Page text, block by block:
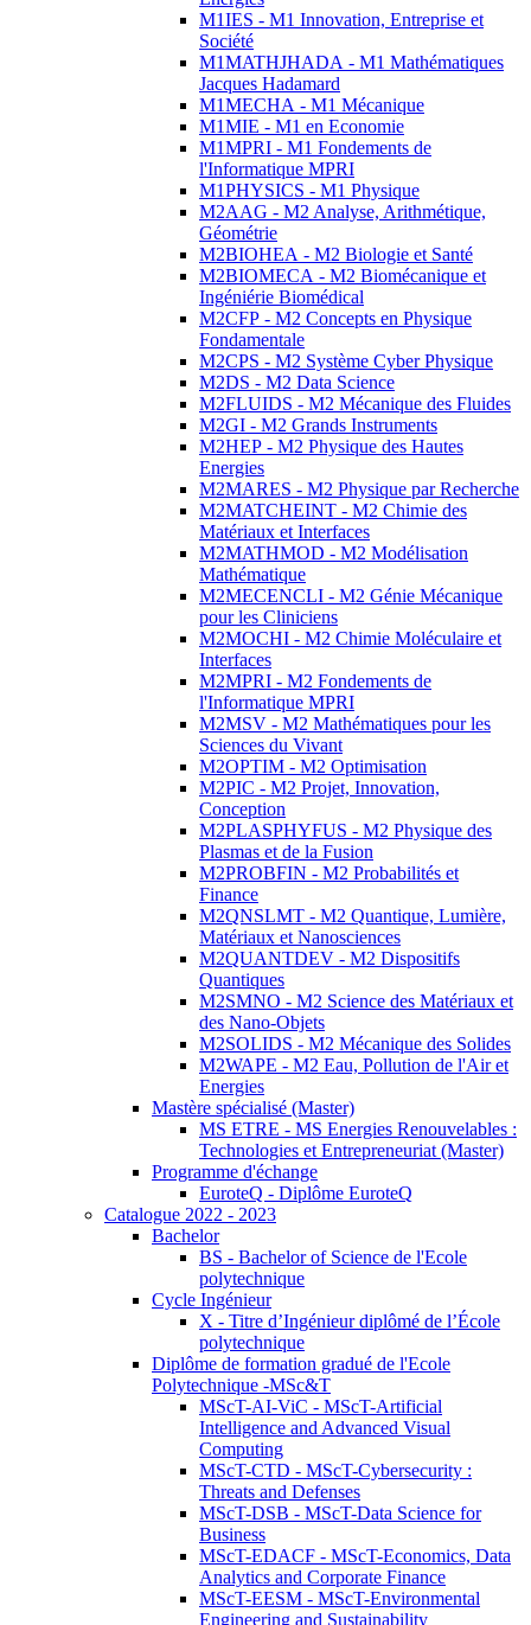
M1IES - M1 Innovation, Entreprise et
Société
M1MATHJHADA - M1 Mathématiques
Jacques Hadamard
M1MECHA - M1 Mécanique
M1MIE - M1 en Economie
M1MPRI - M1 Fondements de
l'Informatique MPRI
M1PHYSICS - M1 Physique
M2AAG - M2 Analyse, Arithmétique,
Géométrie
M2BIOHEA - M2 Biologie et Santé
M2BIOMECA - M2 Biomécanique et
Ingéniérie Biomédical
M2CFP - M2 Concepts en Physique
Fondamentale
M2CPS - M2 Système Cyber Physique
M2DS - M2 Data Science
M2FLUIDS - M2 Mécanique des Fluides
M2GI - M2 Grands Instruments
M2HEP - M2 Physique des Hautes
Energies
M2MARES - M2 Physique par Recherche
M2MATCHEINT - M2 Chimie des
Matériaux et Interfaces
M2MATHMOD - M2 Modélisation
Mathématique
M2MECENCLI - M2 Génie Mécanique
pour les Cliniciens
M2MOCHI - M2 Chimie Moléculaire et
Interfaces
M2MPRI - M2 Fondements de
l'Informatique MPRI
M2MSV - M2 Mathématiques pour les
Sciences du Vivant
M2OPTIM - M2 Optimisation
M2PIC - M2 Projet, Innovation,
Conception
M2PLASPHYFUS - M2 Physique des
Plasmas et de la Fusion
M2PROBFIN - M2 Probabilités et
Finance
M2QNSLMT - M2 Quantique, Lumière,
Matériaux et Nanosciences
M2QUANTDEV - M2 Dispositifs
Quantiques
M2SMNO - M2 Science des Matériaux et
des Nano-Objets
M2SOLIDS - M2 Mécanique des Solides
M2WAPE - M2 Eau, Pollution de l'Air et
Energies
Mastère spécialisé (Master)
MS ETRE - MS Energies Renouvelables :
Technologies et Entrepreneuriat (Master)
Programme d'échange
EuroteQ - Diplôme EuroteQ
Catalogue 2022 - 2023
Bachelor
BS - Bachelor of Science de l'Ecole
polytechnique
Cycle Ingénieur
X - Titre d’Ingénieur diplômé de l’École
polytechnique
Diplôme de formation gradué de l'Ecole
Polytechnique -MSc&T
MScT-AI-ViC - MScT-Artificial
Intelligence and Advanced Visual
Computing
MScT-CTD - MScT-Cybersecurity :
Threats and Defenses
MScT-DSB - MScT-Data Science for
Business
MScT-EDACF - MScT-Economics, Data
Analytics and Corporate Finance
MScT-EESM - MScT-Environmental
Engineering and Sustainability